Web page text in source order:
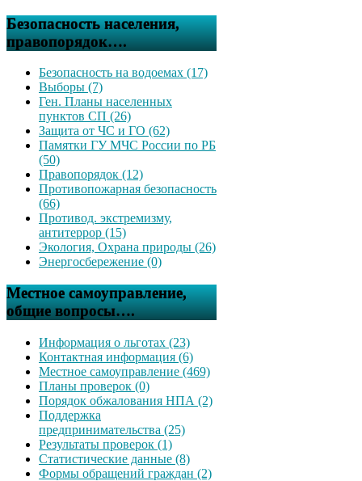
Безопасность населения,
правопорядок….
Безопасность на водоемах (17)
Выборы (7)
Ген. Планы населенных
пунктов СП (26)
Защита от ЧС и ГО (62)
Памятки ГУ МЧС России по РБ
(50)
Правопорядок (12)
Противопожарная безопасность
(66)
Противод. экстремизму,
антитеррор (15)
Экология, Охрана природы (26)
Энергосбережение (0)
Местное самоуправление,
общие вопросы….
Информация о льготах (23)
Контактная информация (6)
Местное самоуправление (469)
Планы проверок (0)
Порядок обжалования НПА (2)
Поддержка
предпринимательства (25)
Результаты проверок (1)
Статистические данные (8)
Формы обращений граждан (2)